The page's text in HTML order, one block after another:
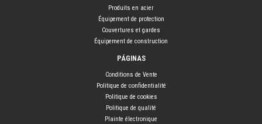
Produits en acier
Équipement de protection
Couvertures et gardes
Équipement de construction
PÁGINAS
Conditions de Vente
Politique de confidentialité
Politique de cookies
Politique de qualité
Plainte électronique